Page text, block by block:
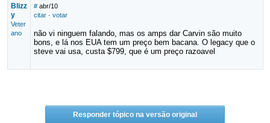
Blizz
y
Veter
ano
# abr/10
citar· votar
não vi ninguem falando, mas os amps dar Carvin são muito
bons, e lá nos EUA tem um preço bem bacana. O legacy que o
steve vai usa, custa $799, que é um preço razoavel
Responder tópico na versão original